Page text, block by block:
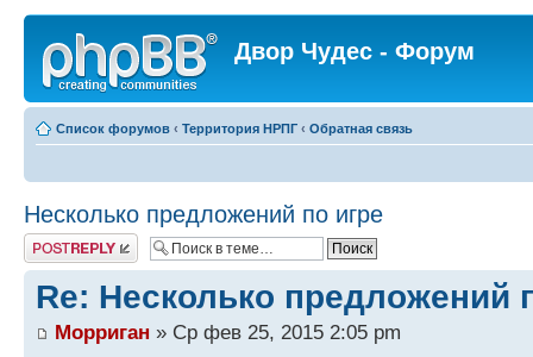
Двор Чудес - Форум
Список форумов ‹ Территория НРПГ ‹ Обратная связь
Несколько предложений по игре
Ответить
Re: Несколько предложений
Морриган » Ср фев 25, 2015 2:05 pm